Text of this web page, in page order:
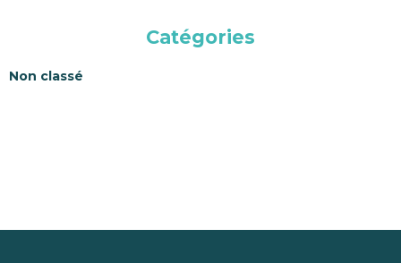
Catégories
Non classé